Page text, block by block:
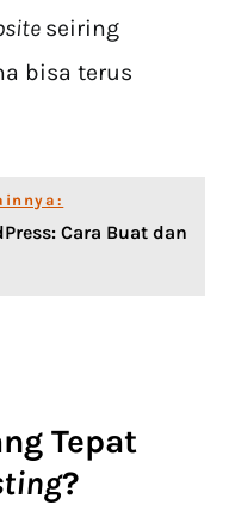
seiring
bisa terus
Cara Buat dan
Tepat
?